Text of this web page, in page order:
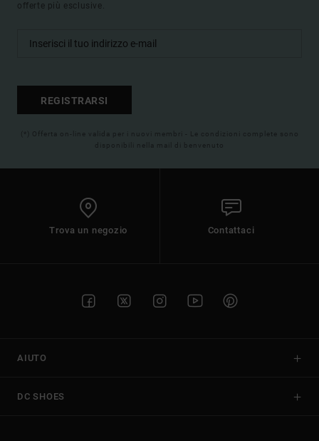
offerte più esclusive.
REGISTRARSI
(*) Offerta on-line valida per i nuovi membri - Le condizioni complete sono
disponibili nella mail di benvenuto
Trova un negozio Contattaci
AIUTO
DC SHOES